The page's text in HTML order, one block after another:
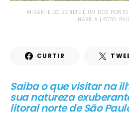
MIRANTE DO BONETE É UM DOS
ILHABELA | FOTO:
CURTIR
Saiba o que visitar na
sua natureza
litoral norte de São